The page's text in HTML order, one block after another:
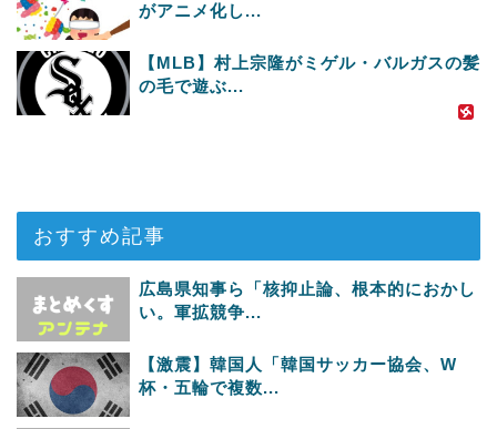
がアニメ化し...
【MLB】村上宗隆がミゲル・バルガスの髪
の毛で遊ぶ...
おすすめ記事
広島県知事ら「核抑止論、根本的におかし
い。軍拡競争...
【激震】韓国人「韓国サッカー協会、W
杯・五輪で複数...